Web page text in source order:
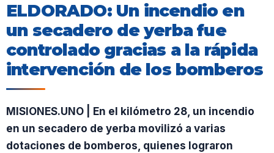
ELDORADO: Un incendio en
un secadero de yerba fue
controlado gracias a la rápida
intervención de los bomberos
MISIONES.UNO | En el kilómetro 28, un incendio
en un secadero de yerba movilizó a varias
dotaciones de bomberos, quienes lograron